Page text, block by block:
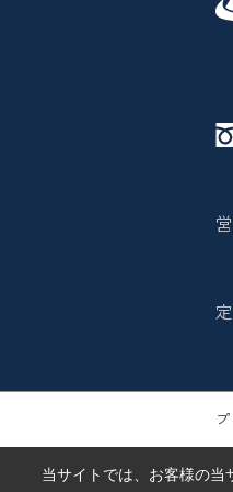
当サイトでは、お客様の当